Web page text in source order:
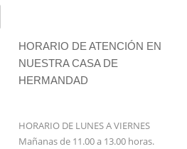
HORARIO DE ATENCIÓN EN
NUESTRA CASA DE
HERMANDAD
HORARIO DE LUNES A VIERNES
Mañanas de 11.00 a 13.00 horas.